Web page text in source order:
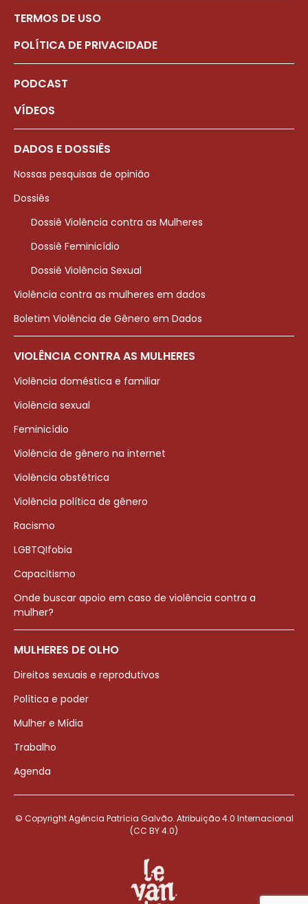
TERMOS DE USO
POLÍTICA DE PRIVACIDADE
PODCAST
VÍDEOS
DADOS E DOSSIÊS
Nossas pesquisas de opinião
Dossiês
Dossiê Violência contra as Mulheres
Dossiê Feminicídio
Dossiê Violência Sexual
Violência contra as mulheres em dados
Boletim Violência de Gênero em Dados
VIOLÊNCIA CONTRA AS MULHERES
Violência doméstica e familiar
Violência sexual
Feminicídio
Violência de gênero na internet
Violência obstétrica
Violência política de gênero
Racismo
LGBTQIfobia
Capacitismo
Onde buscar apoio em caso de violência contra a
mulher?
MULHERES DE OLHO
Direitos sexuais e reprodutivos
Política e poder
Mulher e Mídia
Trabalho
Agenda
© Copyright Agência Patrícia Galvão. Atribuição 4.0 Internacional
(CC BY 4.0)